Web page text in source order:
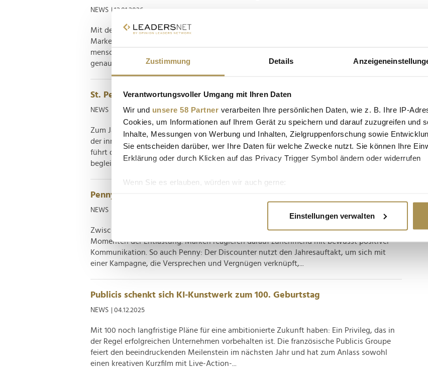
Zustimmung Details
Verantwortungsvoller Umgang mit Ihren Daten
Wir und unsere 58 Partner verarbeiten Ihre persönlichen Daten, wie z. B. Ihre IP-
Cookies, um Informationen auf Ihrem Gerät zu speichern und darauf zuzugreifen und
Inhalte, Messungen von Werbung und Inhalten, Zielgruppenforschung sowie
Sie entscheiden darüber, wer Ihre Daten für welche Zwecke nutzt. Sie können Ihre
Erklärung oder durch Klicken auf das Privacy Trigger Symbol ändern oder widerrufen
Wenn Sie es erlauben, würden wir auch gerne:
Erfahren Sie mehr darüber, wie Ihre persönlichen Daten verarbeitet werden, und legen
Wir verwenden Cookies, um Inhalte und Anzeigen zu personalisieren, Funktionen für
und die Zugriffe auf unsere Website zu analysieren. Außerdem geben wir
Website an unsere Partner für soziale Medien, Werbung und Analysen weiter. Unsere
möglicherweise mit weiteren Daten zusammen, die Sie ihnen bereitgestellt haben oder
der Dienste gesammelt haben.
Einstellungen verwalten
NEWS | 12.01.2026
Mit dem Creative CMO Report 2025 legt Dentsu eine Standortbestimmung für modernes
Marketing vor. Internationale Führungskräfte skizzieren, wie sich die Rolle von KI und
menschlicher Kreativität im Zusammenspiel austariert – und warum Algorithmen künftig
genauso eine strategische Größe sind wie...
St. Peter-Ording macht "SPO-Momente" schmackhaft
NEWS | 07.01.2026
Zum Jahresbeginn baut St. Peter-Ording auf bewährte Motive, um sich im Wettbewerb
der innerdeutschen Reiseziele sichtbar zu machen: Die zuständige Tourismus-Zentrale
führt die Kampagne "Strand aufs Herz" fort und ergänzt sie um neue Kurzfilme sowie
begleitende Außenwerbung – und die dazugehörigen...
Penny verbreitet "Echte Freude" zur Jahresauftaktkampagne
NEWS
Zwischen den vielseitigen Krisenmeldungen unserer Zeit suchen viele Menschen nach
Momenten der Entlastung. Marken reagieren darauf zunehmend mit bewusst positiver
Kommunikation. So auch Penny: Der Discounter nutzt den Jahresauftakt, um sich mit
einer Kampagne, die Versprechen und Vergnügen verknüpft,...
Publicis schenkt sich KI-Kunstwerk zum 100. Geburtstag
NEWS | 04.12.2025
Mit 100 noch langfristige Pläne für eine ambitionierte Zukunft haben: Ein Privileg, das in
der Regel erfolgreichen Unternehmen vorbehalten ist. Die französische Publicis Groupe
feiert den beeindruckenden Meilenstein im nächsten Jahr und hat zum Anlass sowohl
einen kreativen Kurzfilm mit Live-Action-...